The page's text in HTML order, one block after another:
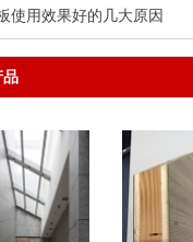
使用效果好的几大原因
品